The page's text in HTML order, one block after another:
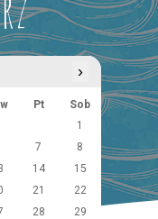
›
Pt
Sob
1
7
8
14
15
21
22
28
29